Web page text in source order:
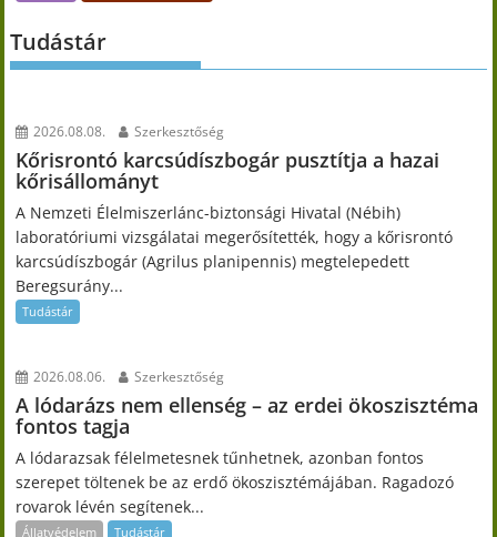
Tudástár
2026.08.08. Szerkesztőség
Kőrisrontó karcsúdíszbogár pusztítja a hazai
kőrisállományt
A Nemzeti Élelmiszerlánc-biztonsági Hivatal (Nébih)
laboratóriumi vizsgálatai megerősítették, hogy a kőrisrontó
karcsúdíszbogár (Agrilus planipennis) megtelepedett
Beregsurány...
Tudástár
2026.08.06. Szerkesztőség
A lódarázs nem ellenség – az erdei ökoszisztéma
fontos tagja
A lódarazsak félelmetesnek tűnhetnek, azonban fontos
szerepet töltenek be az erdő ökoszisztémájában. Ragadozó
rovarok lévén segítenek...
Állatvédelem Tudástár